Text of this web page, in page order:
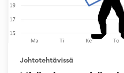
Johtotehtävissä